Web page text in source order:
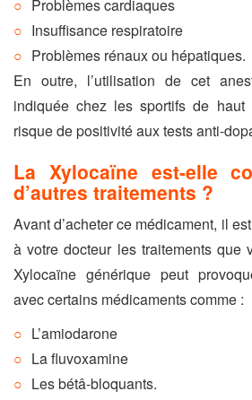
Problèmes cardiaques
Insuffisance respiratoire
Problèmes rénaux ou hépatiques.
En outre, l’utilisation de cet
indiquée chez les sportifs de
risque de positivité aux tests anti-
La Xylocaïne est-elle
d’autres traitements ?
Avant d’acheter ce médicament, il
à votre docteur les traitements que
Xylocaïne générique peut
avec certains médicaments comme :
L’amiodarone
La fluvoxamine
Les bétâ-bloquants.